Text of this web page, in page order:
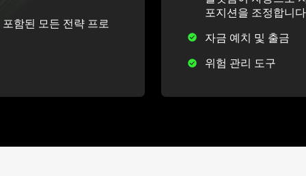
함된 모든 전략 프로
포지션을 조정합니
자금 예치 및 출금
위험 관리 도구